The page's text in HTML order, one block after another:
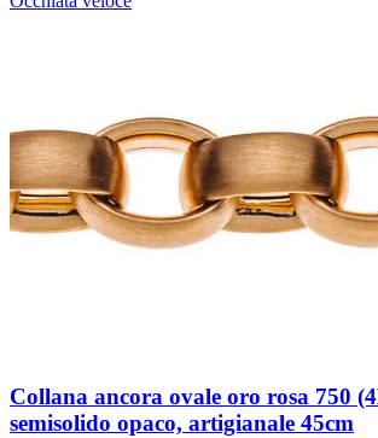
Collana ancora ovale oro rosa 750
semisolido opaco, artigianale 45cm